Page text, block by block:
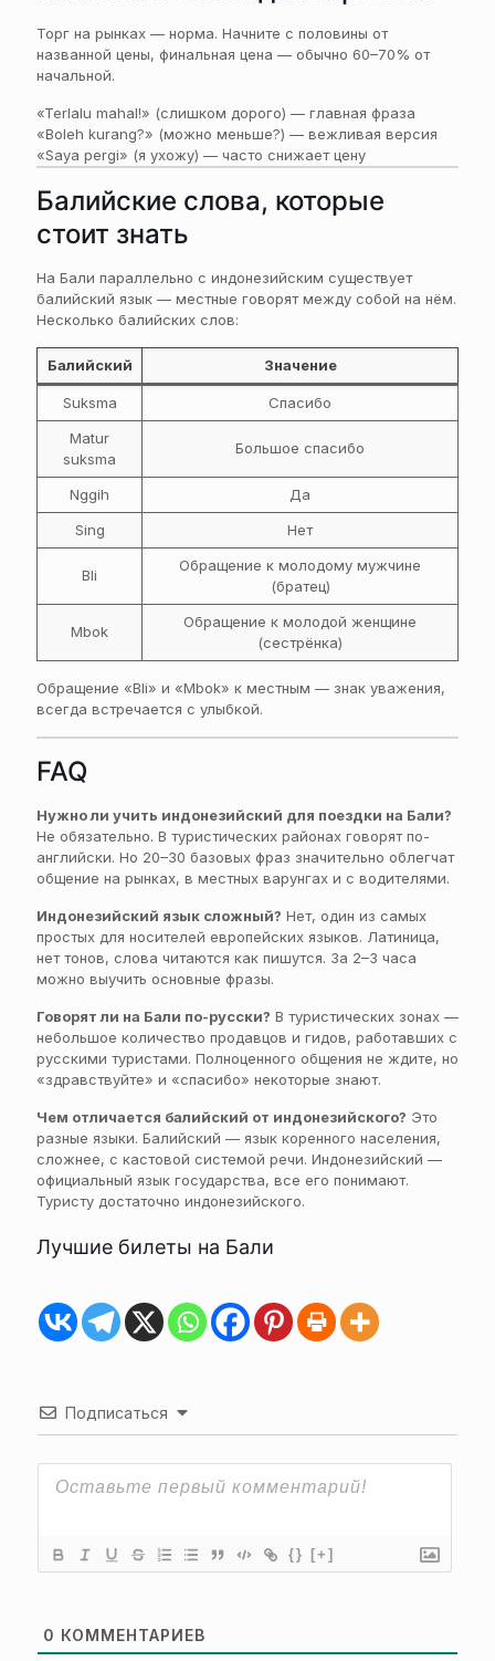
Торг на рынках — норма. Начните с половины от
названной цены, финальная цена — обычно 60–70% от
начальной.
«Terlalu mahal!» (слишком дорого) — главная фраза
«Boleh kurang?» (можно меньше?) — вежливая версия
«Saya pergi» (я ухожу) — часто снижает цену
Балийские слова, которые
стоит знать
На Бали параллельно с индонезийским существует
балийский язык — местные говорят между собой на нём.
Несколько балийских слов:
Балийский Значение
Suksma
Спасибо
Matur
suksma
Большое спасибо
Nggih
Да
Sing
Нет
Bli
Обращение к молодому мужчине
(братец)
Mbok
Обращение к молодой женщине
(сестрёнка)
Обращение «Bli» и «Mbok» к местным — знак уважения,
всегда встречается с улыбкой.
FAQ
Нужно ли учить индонезийский для поездки на Бали?
Не обязательно. В туристических районах говорят по-
английски. Но 20–30 базовых фраз значительно облегчат
общение на рынках, в местных варунгах и с водителями.
Индонезийский язык сложный? Нет, один из самых
простых для носителей европейских языков. Латиница,
нет тонов, слова читаются как пишутся. За 2–3 часа
можно выучить основные фразы.
Говорят ли на Бали по-русски? В туристических зонах —
небольшое количество продавцов и гидов, работавших с
русскими туристами. Полноценного общения не ждите, но
«здравствуйте» и «спасибо» некоторые знают.
Чем отличается балийский от индонезийского? Это
разные языки. Балийский — язык коренного населения,
сложнее, с кастовой системой речи. Индонезийский —
официальный язык государства, все его понимают.
Туристу достаточно индонезийского.
Лучшие билеты на Бали
Подписаться
{} [+]
0 КОММЕНТАРИЕВ